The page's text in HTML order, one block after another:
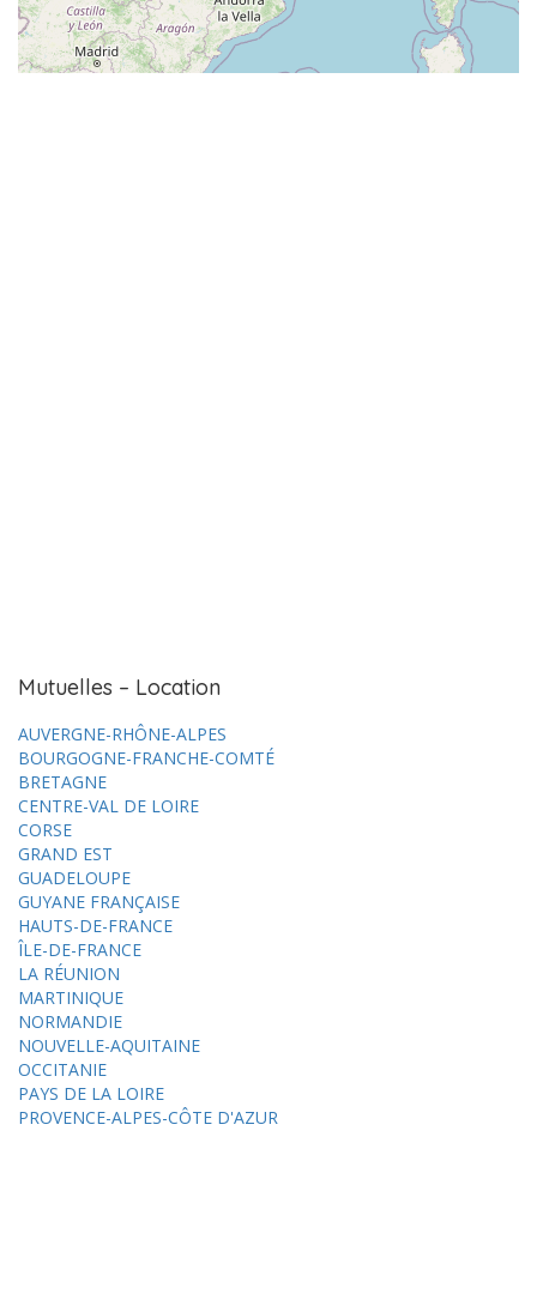
Mutuelles – Location
AUVERGNE-RHÔNE-ALPES
BOURGOGNE-FRANCHE-COMTÉ
BRETAGNE
CENTRE-VAL DE LOIRE
CORSE
GRAND EST
GUADELOUPE
GUYANE FRANÇAISE
HAUTS-DE-FRANCE
ÎLE-DE-FRANCE
LA RÉUNION
MARTINIQUE
NORMANDIE
NOUVELLE-AQUITAINE
OCCITANIE
PAYS DE LA LOIRE
PROVENCE-ALPES-CÔTE D'AZUR